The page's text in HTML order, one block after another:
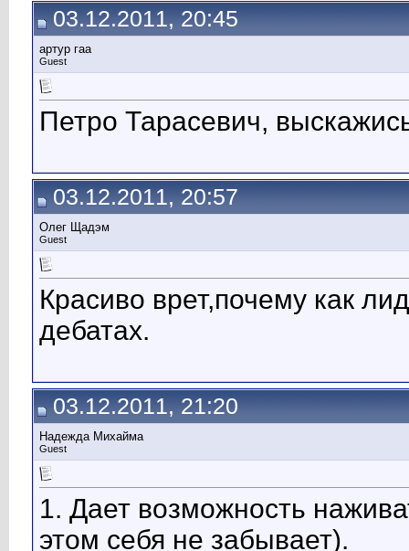
03.12.2011, 20:45
артур гаа
Guest
Петро Тарасевич,
03.12.2011, 20:57
Олег Щадэм
Guest
Красиво врет,почему как
дебатах.
03.12.2011, 21:20
Надежда Михайма
Guest
1. Дает возможность
этом себя не забывает).